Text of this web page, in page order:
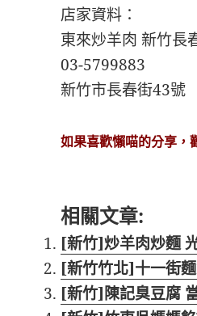
店家資料：
東來炒羊肉 新竹長
03-5799883
新竹市長春街43號
如果喜歡懶喵的分享，
相關文章:
[新竹]炒羊肉炒麵
[新竹竹北]十一街
[新竹]陳記臭豆腐